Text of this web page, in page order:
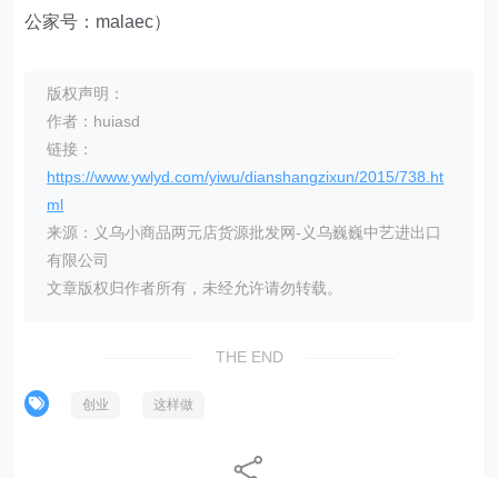
公家号：malaec）
版权声明：
作者：huiasd
链接：
https://www.ywlyd.com/yiwu/dianshangzixun/2015/738.ht
ml
来源：义乌小商品两元店货源批发网-义乌巍巍中艺进出口
有限公司
文章版权归作者所有，未经允许请勿转载。
THE END
创业 这样做